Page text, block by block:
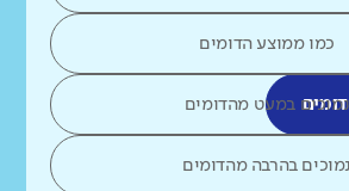
כמו ממוצע הדומים
נמוכים במעט מהדומים
נמוכים בהרבה מהדומים